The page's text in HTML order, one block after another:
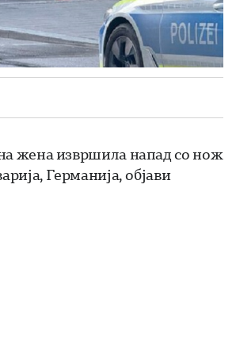
жена извршила напад со нож
Германија, објави